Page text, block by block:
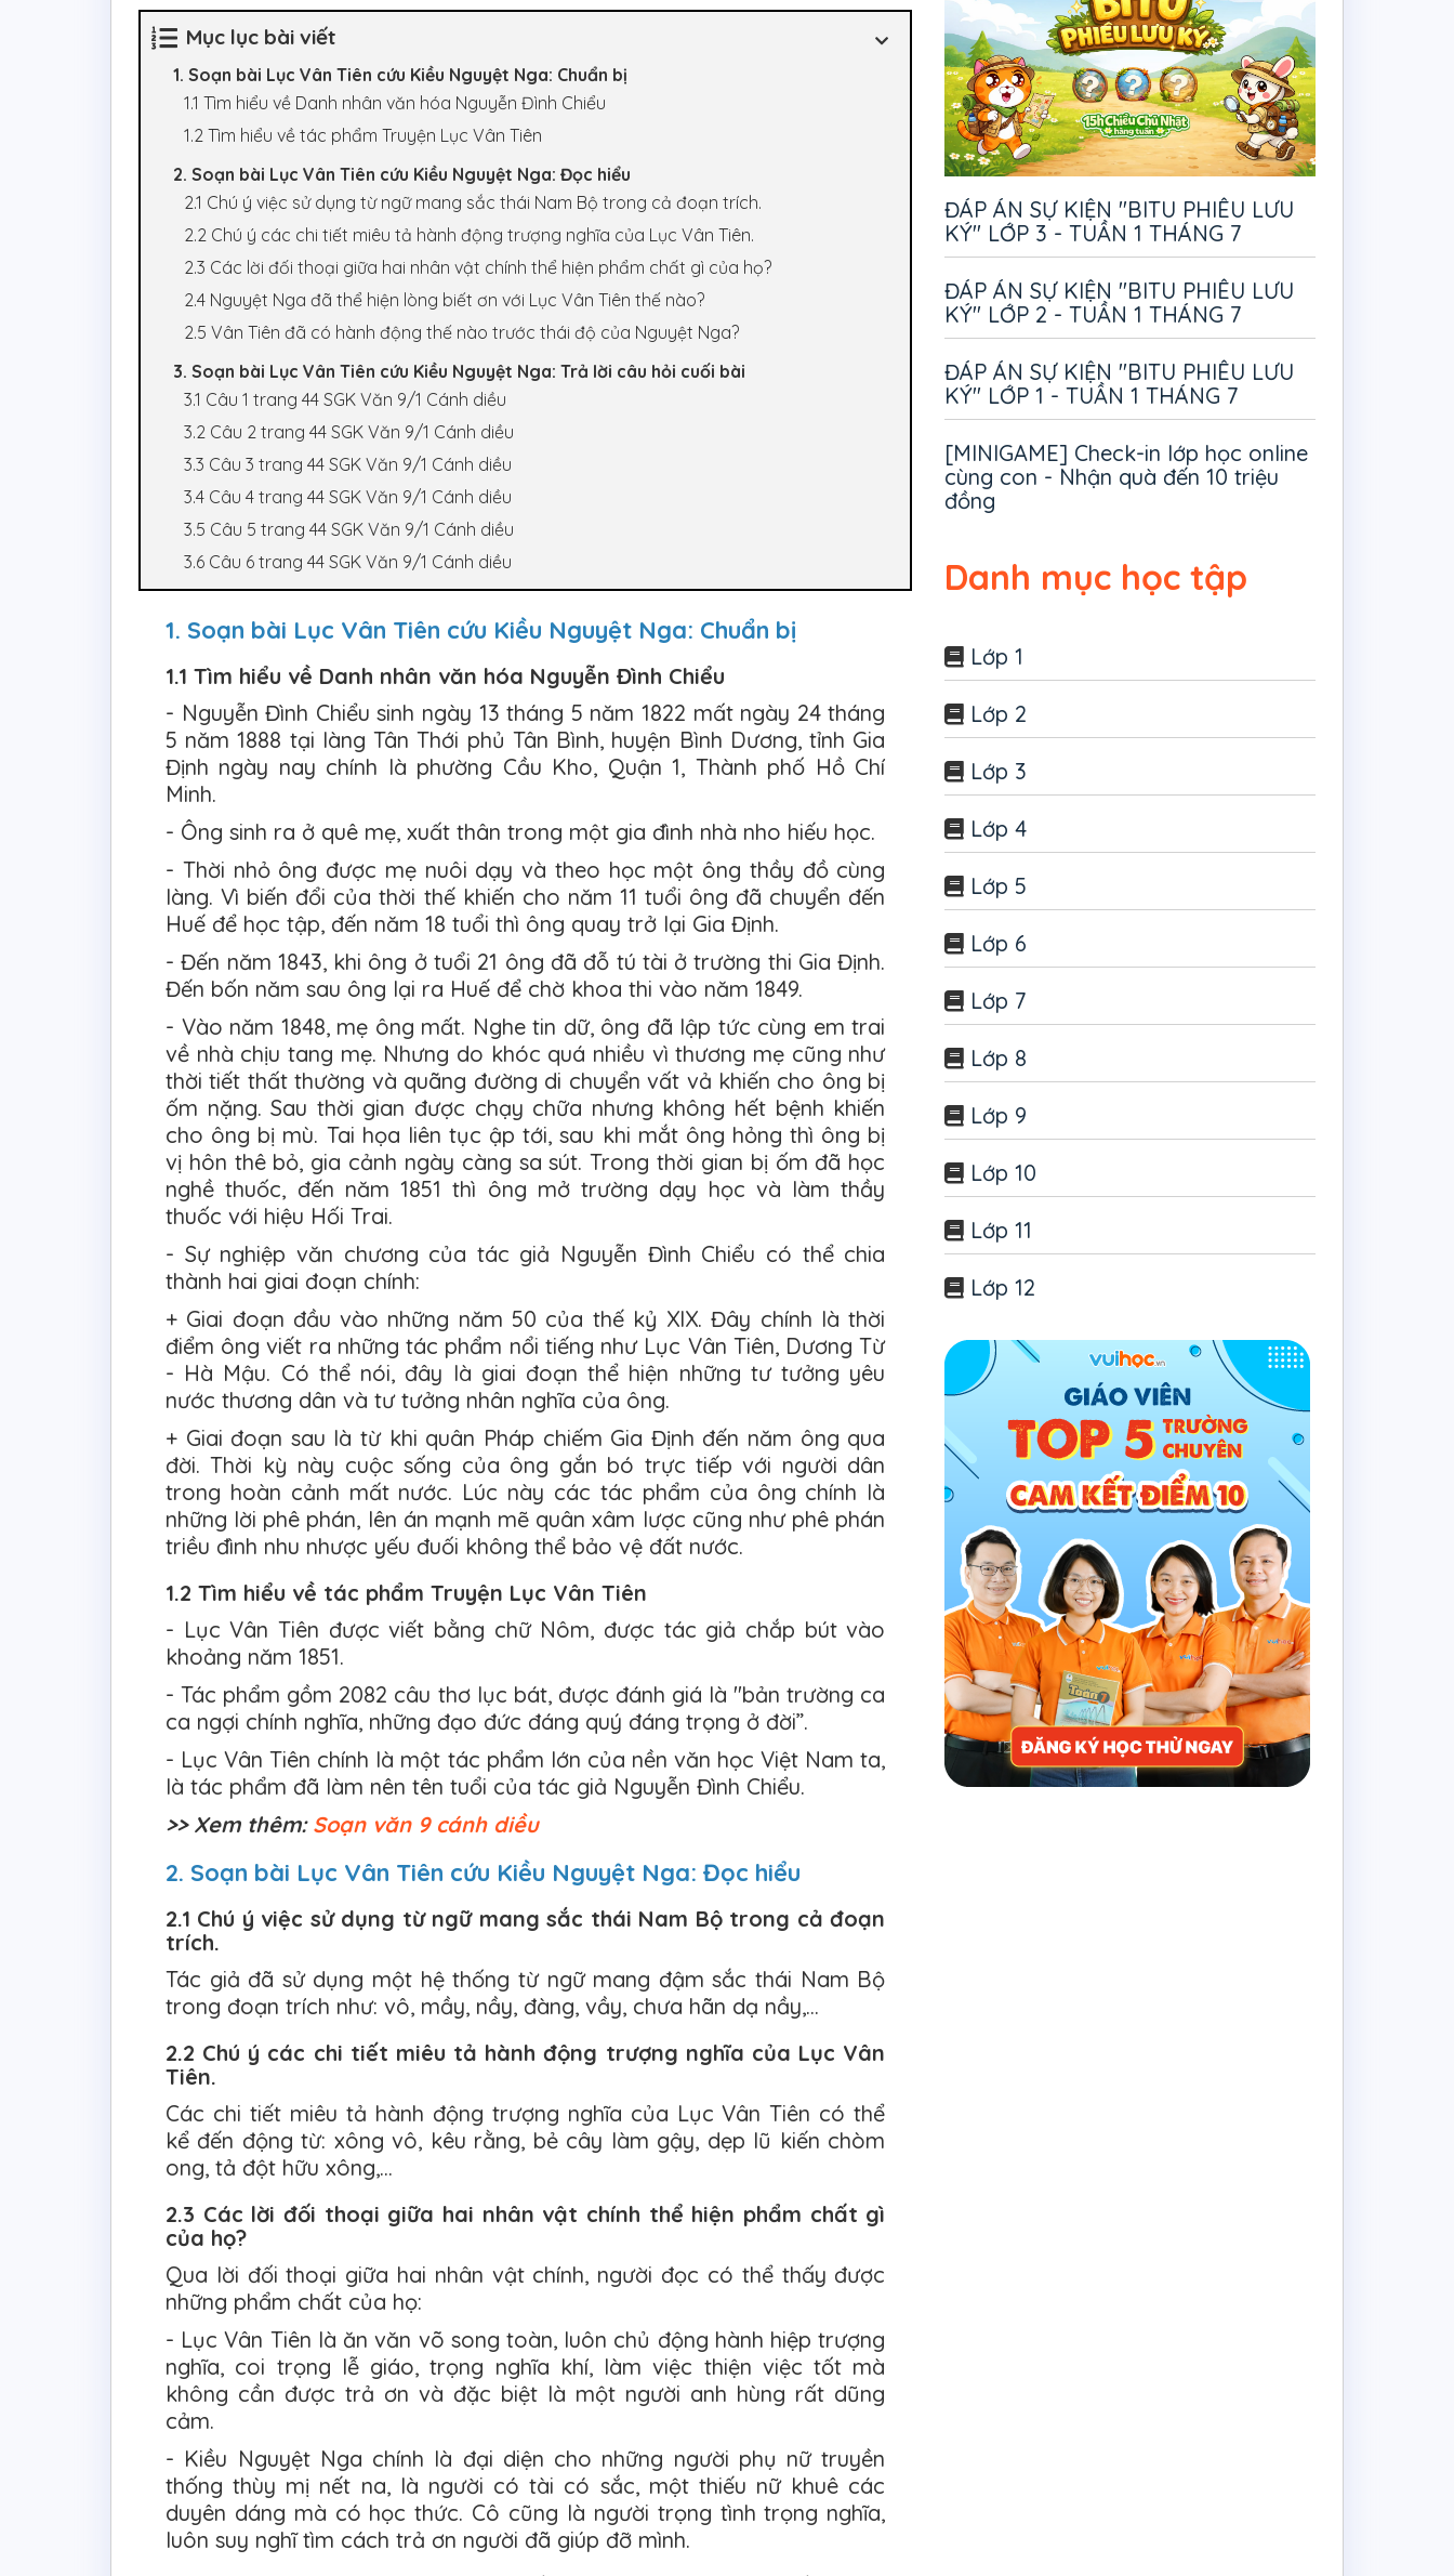
Mục lục bài viết
1. Soạn bài Lục Vân Tiên cứu Kiều Nguyệt Nga: Chuẩn bị
1.1 Tìm hiểu về Danh nhân văn hóa Nguyễn Đình Chiểu
1.2 Tìm hiểu về tác phẩm Truyện Lục Vân Tiên
2. Soạn bài Lục Vân Tiên cứu Kiều Nguyệt Nga: Đọc hiểu
2.1 Chú ý việc sử dụng từ ngữ mang sắc thái Nam Bộ trong cả đoạn trích.
2.2 Chú ý các chi tiết miêu tả hành động trượng nghĩa của Lục Vân Tiên.
2.3 Các lời đối thoại giữa hai nhân vật chính thể hiện phẩm chất gì của họ?
2.4 Nguyệt Nga đã thể hiện lòng biết ơn với Lục Vân Tiên thế nào?
2.5 Vân Tiên đã có hành động thế nào trước thái độ của Nguyệt Nga?
3. Soạn bài Lục Vân Tiên cứu Kiều Nguyệt Nga: Trả lời câu hỏi cuối bài
3.1 Câu 1 trang 44 SGK Văn 9/1 Cánh diều
3.2 Câu 2 trang 44 SGK Văn 9/1 Cánh diều
3.3 Câu 3 trang 44 SGK Văn 9/1 Cánh diều
3.4 Câu 4 trang 44 SGK Văn 9/1 Cánh diều
3.5 Câu 5 trang 44 SGK Văn 9/1 Cánh diều
3.6 Câu 6 trang 44 SGK Văn 9/1 Cánh diều
1. Soạn bài Lục Vân Tiên cứu Kiều Nguyệt Nga: Chuẩn bị
1.1 Tìm hiểu về Danh nhân văn hóa Nguyễn Đình Chiểu
- Nguyễn Đình Chiểu sinh ngày 13 tháng 5 năm 1822 mất ngày 24 tháng
5 năm 1888 tại làng Tân Thới phủ Tân Bình, huyện Bình Dương, tỉnh Gia
Định ngày nay chính là phường Cầu Kho, Quận 1, Thành phố Hồ Chí
Minh.
- Ông sinh ra ở quê mẹ, xuất thân trong một gia đình nhà nho hiếu học.
- Thời nhỏ ông được mẹ nuôi dạy và theo học một ông thầy đồ cùng
làng. Vì biến đổi của thời thế khiến cho năm 11 tuổi ông đã chuyển đến
Huế để học tập, đến năm 18 tuổi thì ông quay trở lại Gia Định.
- Đến năm 1843, khi ông ở tuổi 21 ông đã đỗ tú tài ở trường thi Gia Định.
Đến bốn năm sau ông lại ra Huế để chờ khoa thi vào năm 1849.
- Vào năm 1848, mẹ ông mất. Nghe tin dữ, ông đã lập tức cùng em trai
về nhà chịu tang mẹ. Nhưng do khóc quá nhiều vì thương mẹ cũng như
thời tiết thất thường và quãng đường di chuyển vất vả khiến cho ông bị
ốm nặng. Sau thời gian được chạy chữa nhưng không hết bệnh khiến
cho ông bị mù. Tai họa liên tục ập tới, sau khi mắt ông hỏng thì ông bị
vị hôn thê bỏ, gia cảnh ngày càng sa sút. Trong thời gian bị ốm đã học
nghề thuốc, đến năm 1851 thì ông mở trường dạy học và làm thầy
thuốc với hiệu Hối Trai.
- Sự nghiệp văn chương của tác giả Nguyễn Đình Chiểu có thể chia
thành hai giai đoạn chính:
+ Giai đoạn đầu vào những năm 50 của thế kỷ XIX. Đây chính là thời
điểm ông viết ra những tác phẩm nổi tiếng như Lục Vân Tiên, Dương Từ
- Hà Mậu. Có thể nói, đây là giai đoạn thể hiện những tư tưởng yêu
nước thương dân và tư tưởng nhân nghĩa của ông.
+ Giai đoạn sau là từ khi quân Pháp chiếm Gia Định đến năm ông qua
đời. Thời kỳ này cuộc sống của ông gắn bó trực tiếp với người dân
trong hoàn cảnh mất nước. Lúc này các tác phẩm của ông chính là
những lời phê phán, lên án mạnh mẽ quân xâm lược cũng như phê phán
triều đình nhu nhược yếu đuối không thể bảo vệ đất nước.
1.2 Tìm hiểu về tác phẩm Truyện Lục Vân Tiên
- Lục Vân Tiên được viết bằng chữ Nôm, được tác giả chắp bút vào
khoảng năm 1851.
- Tác phẩm gồm 2082 câu thơ lục bát, được đánh giá là "bản trường ca
ca ngợi chính nghĩa, những đạo đức đáng quý đáng trọng ở đời”.
- Lục Vân Tiên chính là một tác phẩm lớn của nền văn học Việt Nam ta,
là tác phẩm đã làm nên tên tuổi của tác giả Nguyễn Đình Chiểu.
>> Xem thêm: Soạn văn 9 cánh diều
2. Soạn bài Lục Vân Tiên cứu Kiều Nguyệt Nga: Đọc hiểu
2.1 Chú ý việc sử dụng từ ngữ mang sắc thái Nam Bộ trong cả đoạn
trích.
Tác giả đã sử dụng một hệ thống từ ngữ mang đậm sắc thái Nam Bộ
trong đoạn trích như: vô, mầy, nầy, đàng, vầy, chưa hãn dạ nầy,...
2.2 Chú ý các chi tiết miêu tả hành động trượng nghĩa của Lục Vân
Tiên.
Các chi tiết miêu tả hành động trượng nghĩa của Lục Vân Tiên có thể
kể đến động từ: xông vô, kêu rằng, bẻ cây làm gậy, dẹp lũ kiến chòm
ong, tả đột hữu xông,...
2.3 Các lời đối thoại giữa hai nhân vật chính thể hiện phẩm chất gì
của họ?
Qua lời đối thoại giữa hai nhân vật chính, người đọc có thể thấy được
những phẩm chất của họ:
- Lục Vân Tiên là ăn văn võ song toàn, luôn chủ động hành hiệp trượng
nghĩa, coi trọng lễ giáo, trọng nghĩa khí, làm việc thiện việc tốt mà
không cần được trả ơn và đặc biệt là một người anh hùng rất dũng
cảm.
- Kiều Nguyệt Nga chính là đại diện cho những người phụ nữ truyền
thống thùy mị nết na, là người có tài có sắc, một thiếu nữ khuê các
duyên dáng mà có học thức. Cô cũng là người trọng tình trọng nghĩa,
luôn suy nghĩ tìm cách trả ơn người đã giúp đỡ mình.
ĐÁP ÁN SỰ KIỆN "BITU PHIÊU LƯU
KÝ" LỚP 3 - TUẦN 1 THÁNG 7
ĐÁP ÁN SỰ KIỆN "BITU PHIÊU LƯU
KÝ" LỚP 2 - TUẦN 1 THÁNG 7
ĐÁP ÁN SỰ KIỆN "BITU PHIÊU LƯU
KÝ" LỚP 1 - TUẦN 1 THÁNG 7
[MINIGAME] Check-in lớp học online
cùng con - Nhận quà đến 10 triệu
đồng
Danh mục học tập
Lớp 1
Lớp 2
Lớp 3
Lớp 4
Lớp 5
Lớp 6
Lớp 7
Lớp 8
Lớp 9
Lớp 10
Lớp 11
Lớp 12